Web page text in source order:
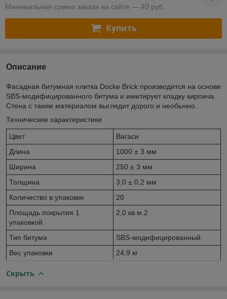
Минимальная сумма заказа на сайте — 40 руб.
Купить
Описание
Фасадная битумная плитка Docke Brick производится на основе
SBS-модифицированного битума и имитирует кладку кирпича.
Стена с таким материалом выглядит дорого и необычно.
Технические характеристики
Цвет
Вагаси
Длина
1000 ± 3 мм
Ширина
250 ± 3 мм
Толщина
3,0 ± 0,2 мм
Количество в упаковке
20
Площадь покрытия 1
упаковкой
2,0 кв.м.2
Тип битума
SBS-модифицированный
Вес упаковки
24,9 кг
Скрыть